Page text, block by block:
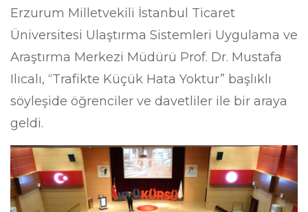
Erzurum Milletvekili İstanbul Ticaret
Üniversitesi Ulaştırma Sistemleri Uygulama ve
Araştırma Merkezi Müdürü Prof. Dr. Mustafa
Ilıcalı, “Trafikte Küçük Hata Yoktur” başlıklı
söyleşide öğrenciler ve davetliler ile bir araya
geldi.